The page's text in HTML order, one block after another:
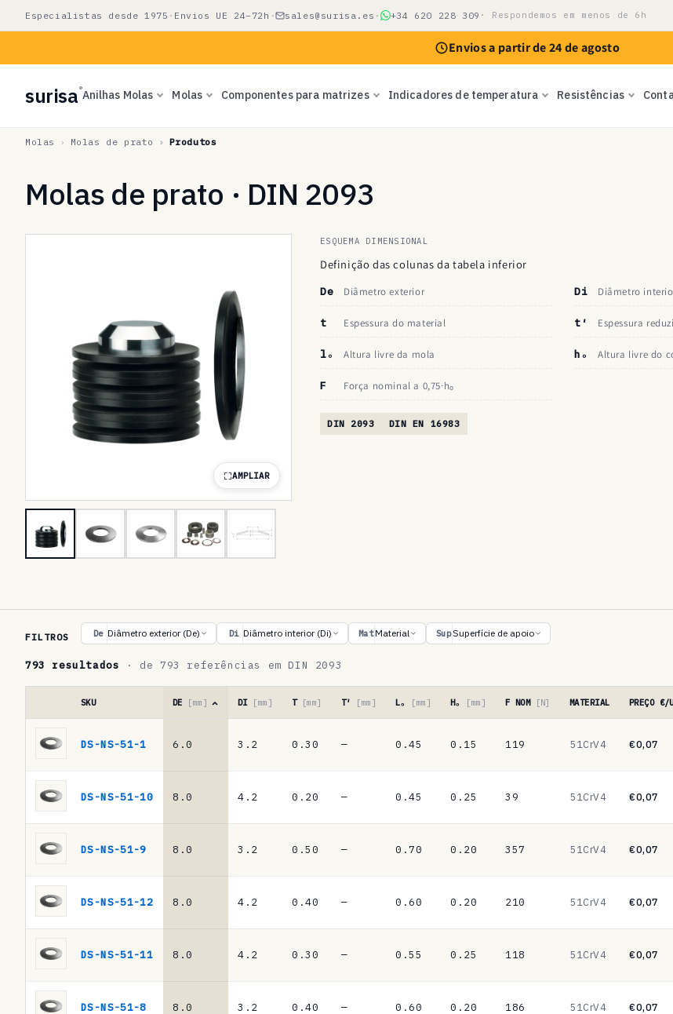
para o
conteúdo
Especialistas desde 1975 · Envios UE 24–72h · sales@surisa.es · +34 620 228 309 · Respondemos em menos de 6h
Envios a partir de 24 de agosto
surisa®Anilhas Molas Molas Componentes para matrizes Indicadores de temperatura Resistências
Molas Molas de prato Produtos
Molas de prato · DIN 2093
AMPLIAR
ESQUEMA DIMENSIONAL
Definição das colunas da tabela inferior
De Diâmetro exterior Di Diâmetro
t Espessura do material t′ Espessura
lₒ Altura livre da mola hₒ Altura livre do
F Força nominal a 0,75·hₒ
DIN 2093 DIN EN 16983
a
b
l
d
r
r
n
FILTROS De Diâmetro exterior (De) Di Diâmetro interior (Di) MatMaterial SupSuperfície de apoio
793 resultados · de 793 referências em DIN 2093
molas
de
DIN
DIN
EN
SKU DE [mm] DI [mm] T [mm] T′ [mm] Lₒ [mm] Hₒ [mm] F NOM [N] MATERIAL PREÇO €/
DS-NS-51-1 6.0 3.2 0.30 — 0.45 0.15 119 51CrV4 €0,07
DS-NS-51-10 8.0 4.2 0.20 — 0.45 0.25 39 51CrV4 €0,07
DS-NS-51-9 8.0 3.2 0.50 — 0.70 0.20 357 51CrV4 €0,07
DS-NS-51-12 8.0 4.2 0.40 — 0.60 0.20 210 51CrV4 €0,07
DS-NS-51-11 8.0 4.2 0.30 — 0.55 0.25 118 51CrV4 €0,07
DS-NS-51-8 8.0 3.2 0.40 — 0.60 0.20 186 51CrV4 €0,07